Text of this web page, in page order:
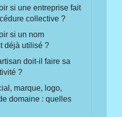
si une entreprise fait
collective ?
si un nom
déjà utilisé ?
doit-il faire sa
?
marque, logo,
domaine : quelles